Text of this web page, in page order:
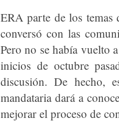
ERA parte de los temas
conversó con las
Pero no se había vuelto
inicios de octubre
discusión. De hecho,
mandataria dará a
mejorar el proceso de